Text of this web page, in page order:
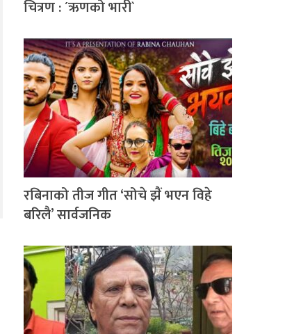
चित्रण : ´ऋणको भारी`
रबिनाको तीज गीत ‘सोचे झैं भएन विहे
बरिलै’ सार्वजनिक